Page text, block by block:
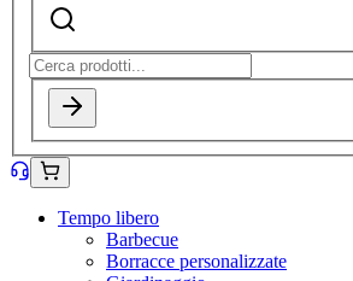
Tempo libero
Barbecue
Borracce personalizzate